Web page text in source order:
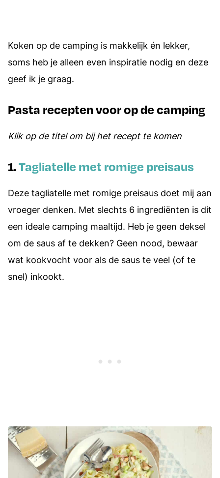
Koken op de camping is makkelijk én lekker,
soms heb je alleen even inspiratie nodig en deze
geef ik je graag.
Pasta recepten voor op de camping
Klik op de titel om bij het recept te komen
1.Tagliatelle met romige preisaus
Deze tagliatelle met romige preisaus doet mij aan
vroeger denken. Met slechts 6 ingrediënten is dit
een ideale camping maaltijd. Heb je geen deksel
om de saus af te dekken? Geen nood, bewaar
wat kookvocht voor als de saus te veel (of te
snel) inkookt.